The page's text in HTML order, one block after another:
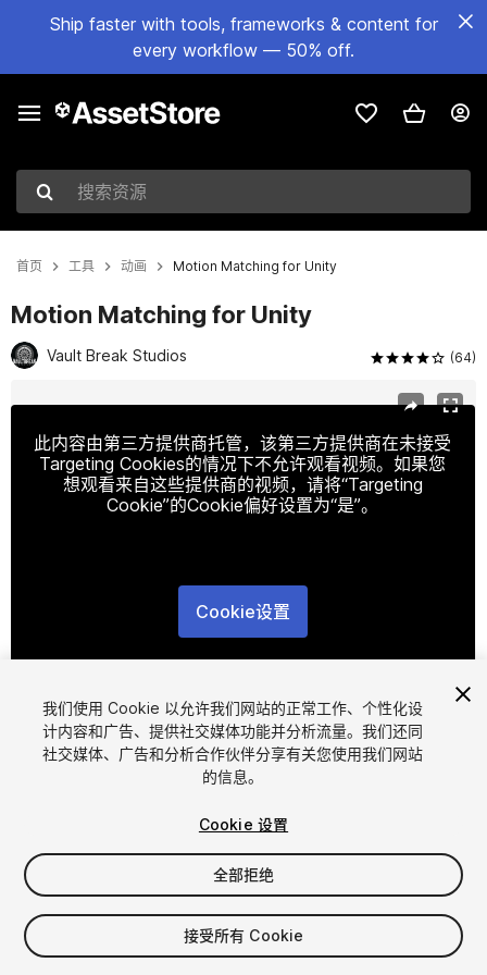
Ship faster with tools, frameworks & content for
every workflow — 50% off.
搜索资源
首页 工具 动画 Motion Matching for Unity
Motion Matching for Unity
Vault Break Studios (64)
此内容由第三方提供商托管，该第三方提供商在未接受
Targeting Cookies的情况下不允许观看视频。如果您
想观看来自这些提供商的视频，请将“Targeting
Cookie”的Cookie偏好设置为“是”。
Cookie设置
FREE
223viewsin the past week
我们使用 Cookie 以允许我们网站的正常工作、个性化设
计内容和广告、提供社交媒体功能并分析流量。我们还同
社交媒体、广告和分析合作伙伴分享有关您使用我们网站
的信息。
Cookie 设置
全部拒绝
接受所有 Cookie